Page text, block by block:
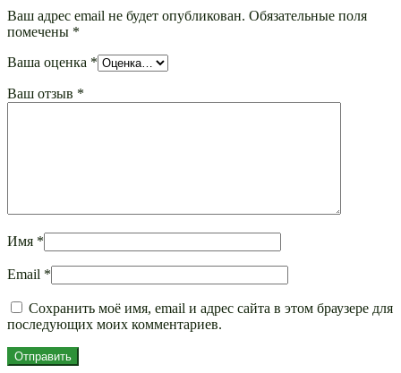
Ваш адрес email не будет опубликован. Обязательные поля
помечены *
Ваша оценка *
Ваш отзыв *
Имя *
Email *
Сохранить моё имя, email и адрес сайта в этом браузере для
последующих моих комментариев.